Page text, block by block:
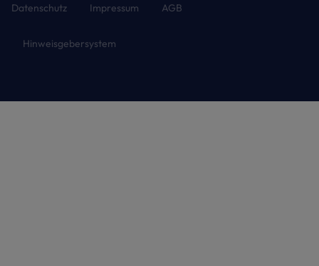
Datenschutz Impressum AGB
Hinweisgebersystem